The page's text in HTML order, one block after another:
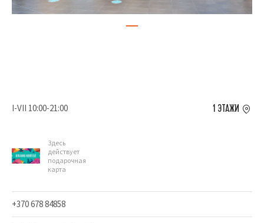
I-VII 10:00-21:00
Здесь
действует
подарочная
карта
+370 678 84858
1 ЭТАЖИ